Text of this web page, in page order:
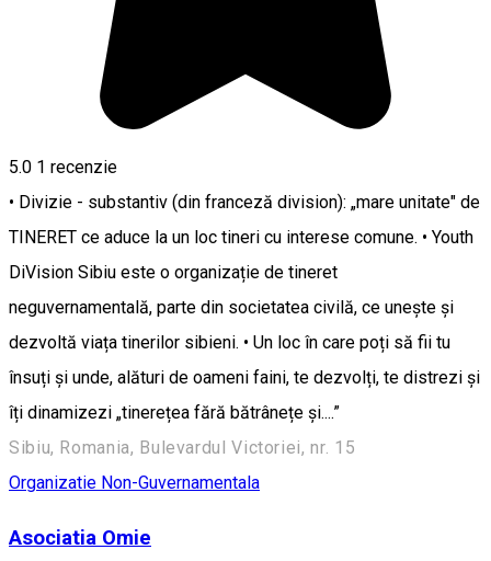
5.0 1 recenzie
• Divizie - substantiv (din franceză division): „mare unitate" de
TINERET ce aduce la un loc tineri cu interese comune. • Youth
DiVision Sibiu este o organizație de tineret
neguvernamentală, parte din societatea civilă, ce unește și
dezvoltă viața tinerilor sibieni. • Un loc în care poți să fii tu
însuți și unde, alături de oameni faini, te dezvolți, te distrezi și
îți dinamizezi „tinerețea fără bătrânețe și....”
Sibiu, Romania, Bulevardul Victoriei, nr. 15
Organizatie Non-Guvernamentala
Asociatia Omie